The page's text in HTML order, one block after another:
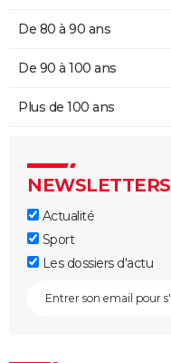
De 80 à 90 ans
De 90 à 100 ans
Plus de 100 ans
NEWSLETTERS
Actualité
Sport
Les dossiers d'actu